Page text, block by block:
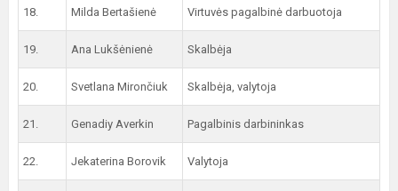
18. Milda Bertašienė Virtuvės pagalbinė darbuotoja
19. Ana Lukšėnienė Skalbėja
20. Svetlana Mirončiuk Skalbėja, valytoja
21. Genadiy Averkin Pagalbinis darbininkas
22. Jekaterina Borovik Valytoja